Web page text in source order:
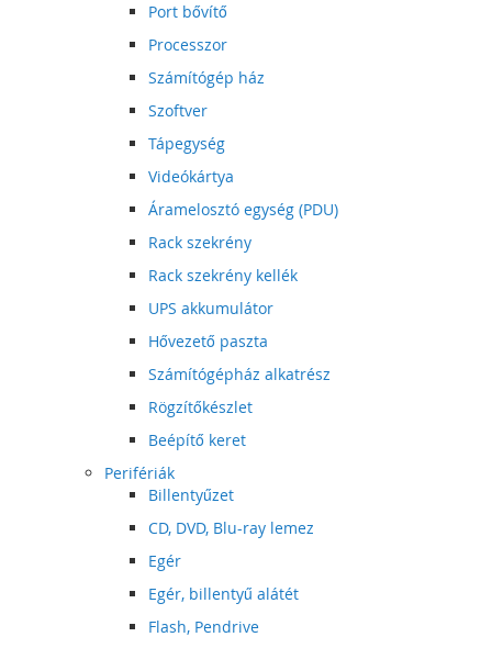
Port bővítő
Processzor
Számítógép ház
Szoftver
Tápegység
Videókártya
Áramelosztó egység (PDU)
Rack szekrény
Rack szekrény kellék
UPS akkumulátor
Hővezető paszta
Számítógépház alkatrész
Rögzítőkészlet
Beépítő keret
Perifériák
Billentyűzet
CD, DVD, Blu-ray lemez
Egér
Egér, billentyű alátét
Flash, Pendrive